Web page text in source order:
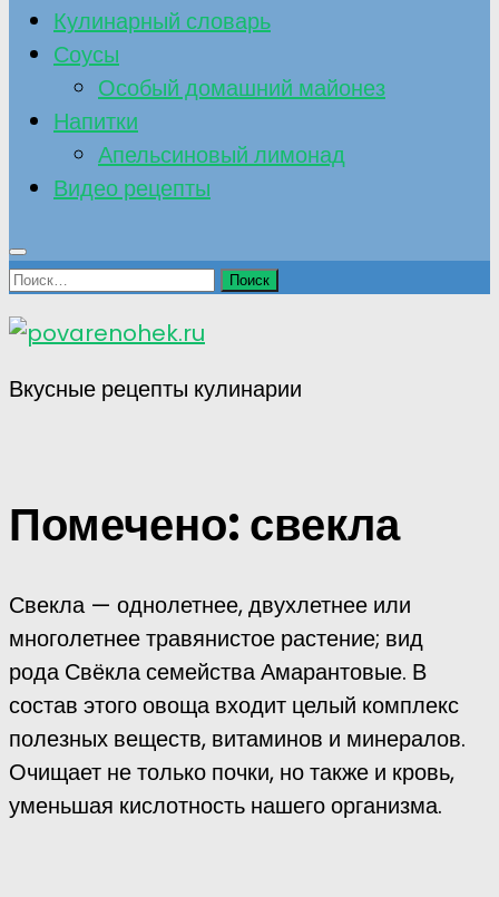
Кулинарный словарь
Соусы
Особый домашний майонез
Напитки
Апельсиновый лимонад
Видео рецепты
Найти:
Вкусные рецепты кулинарии
Помечено:свекла
Свекла — однолетнее, двухлетнее или
многолетнее травянистое растение; вид
рода Свёкла семейства Амарантовые. В
состав этого овоща входит целый комплекс
полезных веществ, витаминов и минералов.
Очищает не только почки, но также и кровь,
уменьшая кислотность нашего организма.